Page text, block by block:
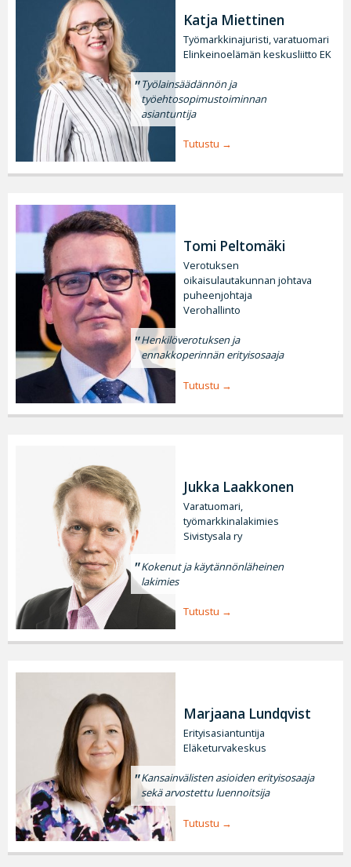
Katja Miettinen
Työmarkkinajuristi, varatuomari
Elinkeinoelämän keskusliitto EK
Työlainsäädännön ja
työehtosopimustoiminnan
asiantuntija
Tutustu
Tomi Peltomäki
Verotuksen
oikaisulautakunnan johtava
puheenjohtaja
Verohallinto
Henkilöverotuksen ja
ennakkoperinnän erityisosaaja
Tutustu
Jukka Laakkonen
Varatuomari,
työmarkkinalakimies
Sivistysala ry
Kokenut ja käytännönläheinen
lakimies
Tutustu
Marjaana Lundqvist
Erityisasiantuntija
Eläketurvakeskus
Kansainvälisten asioiden erityisosaaja
sekä arvostettu luennoitsija
Tutustu